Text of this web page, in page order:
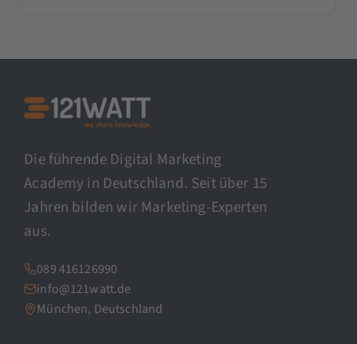
Die führende Digital Marketing
Academy in Deutschland. Seit über 15
Jahren bilden wir Marketing-Experten
aus.
089 416126990
info@121watt.de
München, Deutschland